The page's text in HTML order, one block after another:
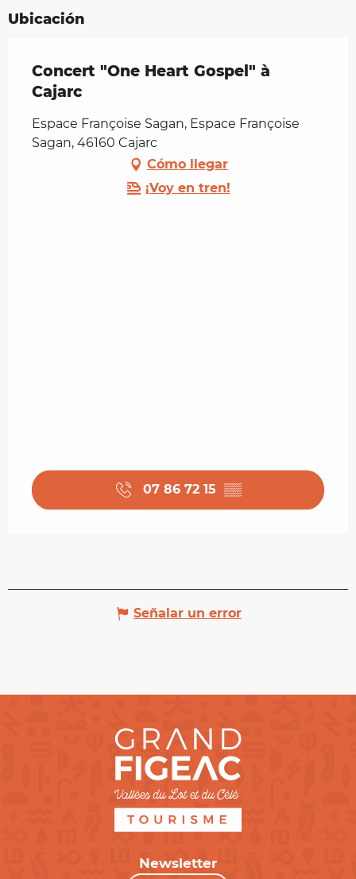
Ubicación
Concert "One Heart Gospel" à
Cajarc
Espace Françoise Sagan, Espace Françoise
Sagan, 46160 Cajarc
Cómo llegar
¡Voy en tren!
07 86 72 15 ▒▒
Señalar un error
Newsletter